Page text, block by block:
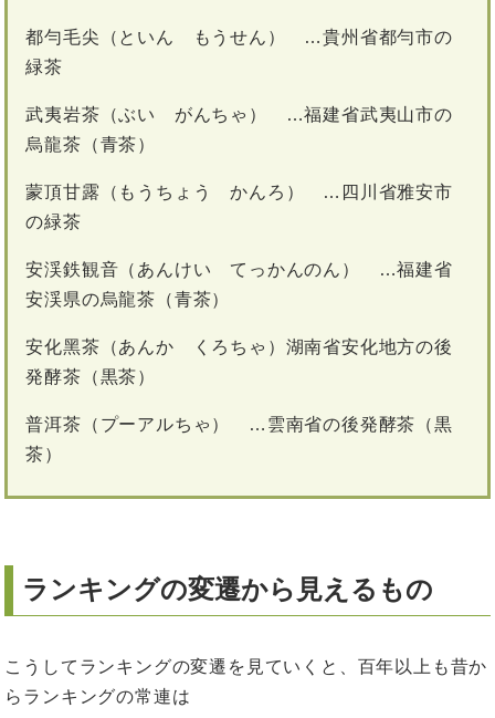
都勻毛尖（といん もうせん） …貴州省都勻市の
緑茶
武夷岩茶（ぶい がんちゃ） …福建省武夷山市の
烏龍茶（青茶）
蒙頂甘露（もうちょう かんろ） …四川省雅安市
の緑茶
安渓鉄観音（あんけい てっかんのん） …福建省
安渓県の烏龍茶（青茶）
安化黑茶（あんか くろちゃ）湖南省安化地方の後
発酵茶（黒茶）
普洱茶（プーアルちゃ） …雲南省の後発酵茶（黒
茶）
ランキングの変遷から見えるもの
こうしてランキングの変遷を見ていくと、百年以上も昔か
らランキングの常連は